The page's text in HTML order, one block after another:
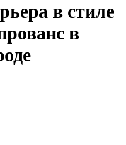
в стиле
в